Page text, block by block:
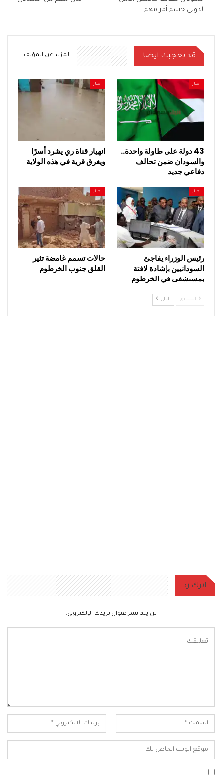
الدولي حسم أمر مهم
قد يعجبك ايضا المزيد عن المؤلف
اخبار
43 دولة على طاولة واحدة..
والسودان ضمن تحالف
دفاعي جديد
اخبار
انهيار قناة ري يشرد أسرًا
ويغرق قرية في هذه الولاية
اخبار
رئيس الوزراء يفاجئ
السودانيين بإشادة لافتة
بمستشفى في الخرطوم
اخبار
حالات تسمم غامضة تثير
القلق جنوب الخرطوم
السابق التالي
اترك رد
لن يتم نشر عنوان بريدك الإلكتروني.